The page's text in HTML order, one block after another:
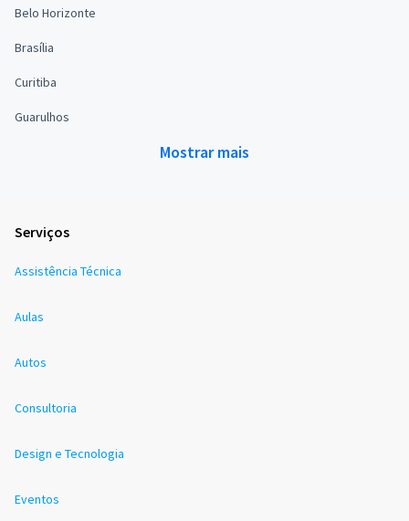
Belo Horizonte
Brasília
Curitiba
Guarulhos
Mostrar mais
Serviços
Assistência Técnica
Aulas
Autos
Consultoria
Design e Tecnologia
Eventos